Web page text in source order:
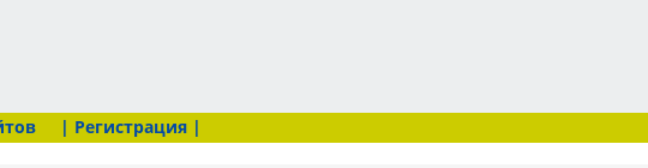
| Регистрация |